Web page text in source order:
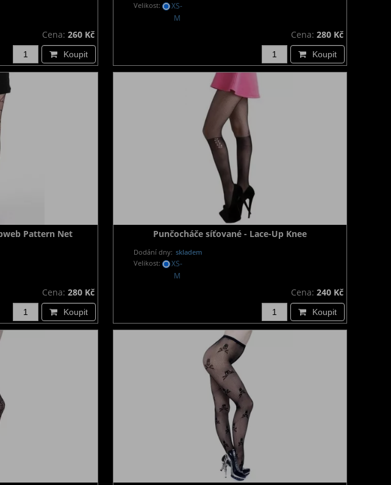
Cena: 260 Kč
Koupit
Velikost:
XS-
M
Cena: 280 Kč
Koupit
Pattern Net
Cena: 280 Kč
Koupit
Punčocháče síťované - Lace-Up Knee
Dodání dny: skladem
Velikost:
XS-
M
Cena: 240 Kč
Koupit